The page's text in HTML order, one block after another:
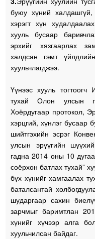
буюу хүний
хэрэгт хүн
хууль бусаар
эрхийг хязгаарлах
халдсан гэмт
хуульчлагджээ.
Үүнээс хууль
тухай Олон улсын
Хоёрдугаар протокол,
хэрцгий, хүнлэг бусаар
шийтгэхийн эсрэг
улсын эрүүгийн
гадна 2014 оны 10
соёрхон батлах тухай”
бүх хүнийг хамгаалах
баталсантай
шударгаар сахин
зарчмыг баримтлан
хүнийг хүчээр алга
хуульчилсан байдаг.